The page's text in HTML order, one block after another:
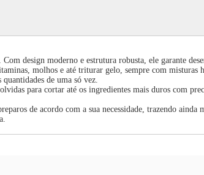
design moderno e estrutura robusta, ele garante
molhos e até triturar gelo, sempre com
de uma só vez.
para cortar até os ingredientes mais duros com
de acordo com a sua necessidade, trazendo ainda